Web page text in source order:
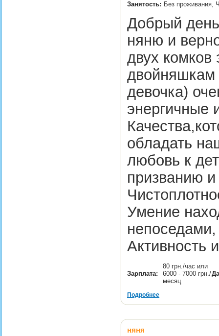
Занятость: Без проживания,
Добрый
няню и
двух
двойняшкам
девочка)
энергичные
обладать
любовь к
призванию
Умение
Активность
Зарплата:
80 грн./час или
6000 - 7000 грн./
месяц
Подробнее
няня